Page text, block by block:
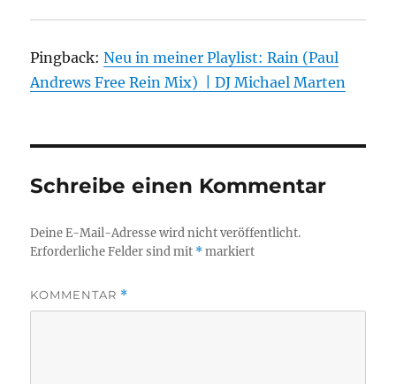
Pingback:Neu in meiner Playlist: Rain (Paul
Andrews Free Rein Mix) | DJ Michael Marten
Schreibe einen Kommentar
Deine E-Mail-Adresse wird nicht veröffentlicht.
Erforderliche Felder sind mit *markiert
KOMMENTAR *